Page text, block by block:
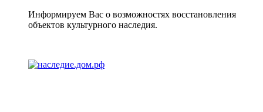
Информируем Вас о возможностях восстановления
объектов культурного наследия.